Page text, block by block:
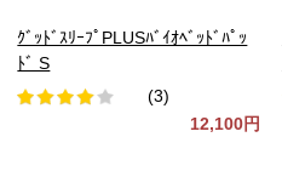
ｸﾞｯﾄﾞｽﾘｰﾌﾟPLUSﾊﾞｲｵﾍﾞｯﾄﾞﾊﾟｯ
ﾄﾞ S
(3)
12,100円